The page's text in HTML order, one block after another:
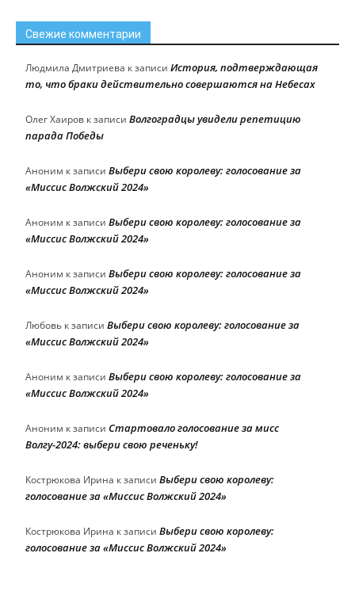
Свежие комментарии
Людмила Дмитриева к записи История, подтверждающая
то, что браки действительно совершаются на Небесах
Олег Хаиров к записи Волгоградцы увидели репетицию
парада Победы
Аноним к записи Выбери свою королеву: голосование за
«Миссис Волжский 2024»
Аноним к записи Выбери свою королеву: голосование за
«Миссис Волжский 2024»
Аноним к записи Выбери свою королеву: голосование за
«Миссис Волжский 2024»
Любовь к записи Выбери свою королеву: голосование за
«Миссис Волжский 2024»
Аноним к записи Выбери свою королеву: голосование за
«Миссис Волжский 2024»
Аноним к записи Стартовало голосование за мисс
Волгу-2024: выбери свою реченьку!
Кострюкова Ирина к записи Выбери свою королеву:
голосование за «Миссис Волжский 2024»
Кострюкова Ирина к записи Выбери свою королеву:
голосование за «Миссис Волжский 2024»